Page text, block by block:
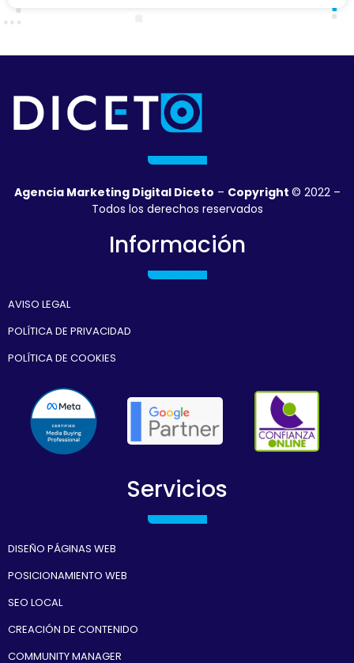
Agencia Marketing Digital Diceto – Copyright © 2022 –
Todos los derechos reservados
Información
AVISO LEGAL
POLÍTICA DE PRIVACIDAD
POLÍTICA DE COOKIES
Servicios
DISEÑO PÁGINAS WEB
POSICIONAMIENTO WEB
SEO LOCAL
CREACIÓN DE CONTENIDO
COMMUNITY MANAGER